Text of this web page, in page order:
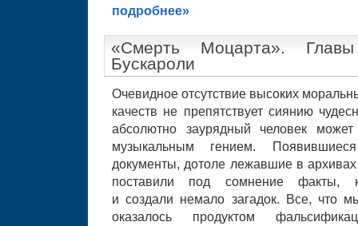
подробнее»
«Смерть Моцарта».
Бускароли
Очевидное отсутствие высоких
качеств не препятствует сиянию
абсолютно заурядный человек
музыкальным гением.
документы, дотоле лежавшие в архивах
поставили под сомнение факты,
и создали немало загадок. Все, что
оказалось продуктом